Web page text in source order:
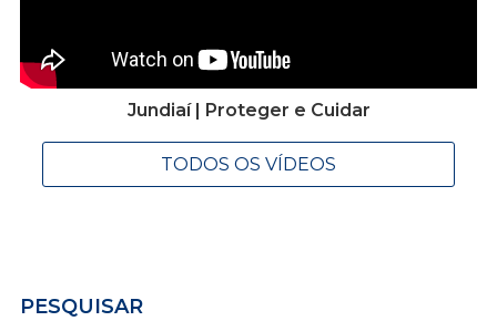
Jundiaí | Proteger e Cuidar
TODOS OS VÍDEOS
PESQUISAR